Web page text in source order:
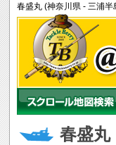
春盛丸 (神奈川県 - 三浦
春盛丸